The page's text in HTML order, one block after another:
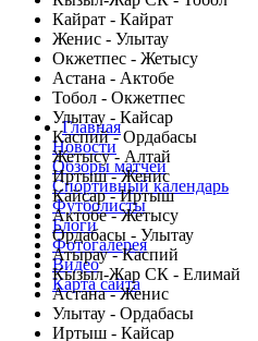
Кайрат - Кайрат
Женис - Улытау
Окжетпес - Жетысу
Астана - Актобе
Тобол - Окжетпес
Улытау - Кайсар
Каспий - Ордабасы
Жетысу - Алтай
Иртыш - Женис
Кайсар - Иртыш
Актобе - Жетысу
Ордабасы - Улытау
Атырау - Каспий
Кызыл-Жар СК - Елимай
Астана - Женис
Улытау - Ордабасы
Иртыш - Кайсар
Главная
Новости
Обзоры матчей
Спортивный календарь
Футболисты
Блоги
Фотогалерея
Видео
Карта сайта